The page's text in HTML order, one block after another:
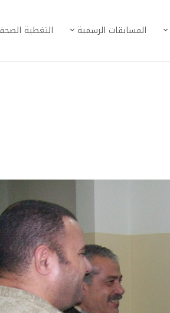
المسابقات الرسمية التغطية